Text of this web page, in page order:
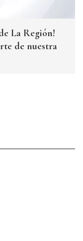
La Región!
de nuestra